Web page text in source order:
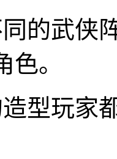
的武侠
。
型玩家